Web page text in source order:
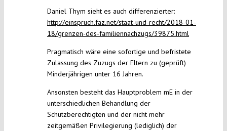
Daniel Thym sieht es auch differenzierter:
http://einspruch.faz.net/staat-und-recht/2018-01-
18/grenzen-des-familiennachzugs/39875.html
Pragmatisch wäre eine sofortige und befristete
Zulassung des Zuzugs der Eltern zu (geprüft)
Minderjährigen unter 16 Jahren.
Ansonsten besteht das Hauptproblem mE in der
unterschiedlichen Behandlung der
Schutzberechtigten und der nicht mehr
zeitgemäßen Privilegierung (lediglich) der